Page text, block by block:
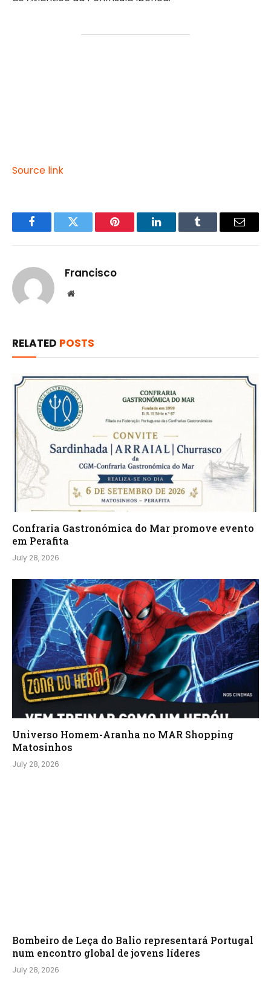
Source link
FacebookTwitter Pinterest LinkedInTumblr Email
Francisco
Website
RELATED POSTS
Confraria Gastronómica do Mar promove evento
em Perafita
July 28, 2026
Universo Homem-Aranha no MAR Shopping
Matosinhos
July 28, 2026
Bombeiro de Leça do Balio representará Portugal
num encontro global de jovens líderes
July 28, 2026